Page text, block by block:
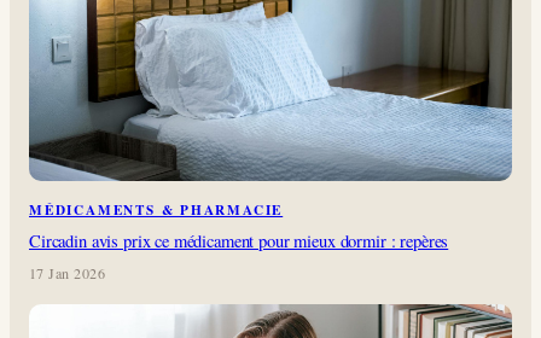
MÉDICAMENTS & PHARMACIE
Circadin avis prix ce médicament pour mieux dormir : repères
17 Jan 2026